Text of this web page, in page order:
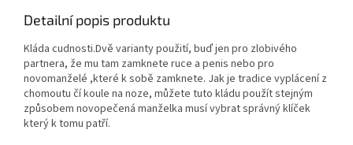
Detailní popis produktu
Kláda cudnosti.Dvě varianty použití, buď jen pro zlobivého
partnera, že mu tam zamknete ruce a penis nebo pro
novomanželé ,které k sobě zamknete. Jak je tradice vyplácení z
chomoutu čí koule na noze, můžete tuto kládu použít stejným
způsobem novopečená manželka musí vybrat správný klíček
který k tomu patří.